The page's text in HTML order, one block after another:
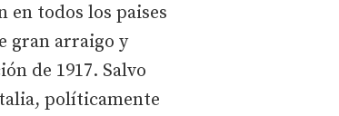
todos los paises
gran arraigo y
de 1917. Salvo
políticamente